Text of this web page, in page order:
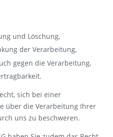
und Löschung,
der Verarbeitung,
gegen die Verarbeitung,
sich bei einer
über die Verarbeitung Ihrer
uns zu beschweren.